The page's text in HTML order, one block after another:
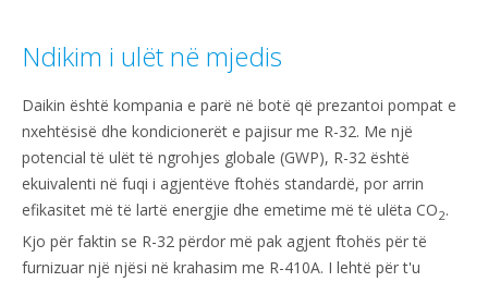
Ndikim i ulët në mjedis
Daikin është kompania e parë në botë që prezantoi pompat e
nxehtësisë dhe kondicionerët e pajisur me R-32. Me një
potencial të ulët të ngrohjes globale (GWP), R-32 është
ekuivalenti në fuqi i agjentëve ftohës standardë, por arrin
efikasitet më të lartë energjie dhe emetime më të ulëta CO2.
Kjo për faktin se R-32 përdor më pak agjent ftohës për të
furnizuar një njësi në krahasim me R-410A. I lehtë për t'u